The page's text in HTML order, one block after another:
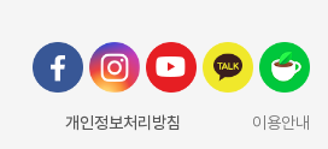
개인정보처리방침
이용안내